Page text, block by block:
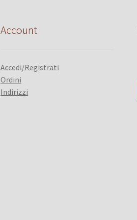
Account
Accedi/Registrati
Ordini
Indirizzi